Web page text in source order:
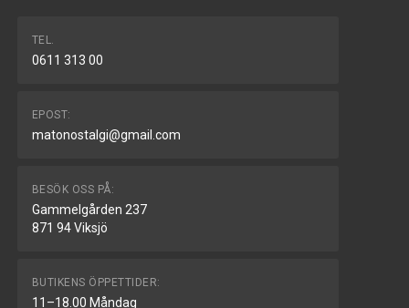
TEL.
0611 313 00
EPOST:
matonostalgi@gmail.com
BESÖK OSS PÅ:
Gammelgården 237
871 94 Viksjö
BUTIKENS ÖPPETTIDER:
11–18.00 Måndag